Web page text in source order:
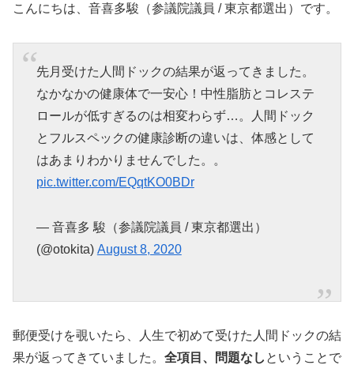
こんにちは、音喜多駿（参議院議員 / 東京都選出）です。
先月受けた人間ドックの結果が返ってきました。
なかなかの健康体で一安心！中性脂肪とコレステ
ロールが低すぎるのは相変わらず…。人間ドック
とフルスペックの健康診断の違いは、体感として
はあまりわかりませんでした。。
pic.twitter.com/EQqtKO0BDr
— 音喜多 駿（参議院議員 / 東京都選出）
(@otokita) August 8, 2020
郵便受けを覗いたら、人生で初めて受けた人間ドックの結
果が返ってきていました。 全項目、問題なし ということで